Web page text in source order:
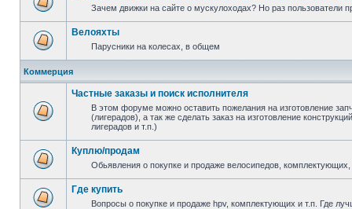
Зачем движки на сайте о мускулоходах? Но раз пользователи
Велояхты
Парусники на колесах, в общем
Коммерция
Частные заказы и поиск исполнителя
В этом форуме можно оставить пожелания на изготовление
(лигерадов), а так же сделать заказ на изготовление
лигерадов и т.п.)
Куплю/продам
Обьявления о покупке и продаже велосипедов,
Где купить
Вопросы о покупке и продаже hpv, комплектующих и т.п. Где